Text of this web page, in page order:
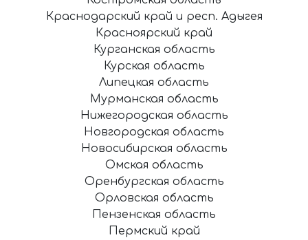
Краснодарский край и респ. Адыгея
Красноярский край
Курганская область
Курская область
Липецкая область
Мурманская область
Нижегородская область
Новгородская область
Новосибирская область
Омская область
Оренбургская область
Орловская область
Пензенская область
Пермский край